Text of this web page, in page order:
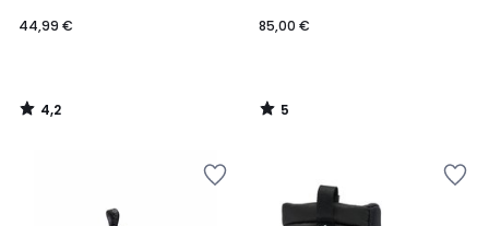
44,99 €
4,2
/
85,00 €
5
/